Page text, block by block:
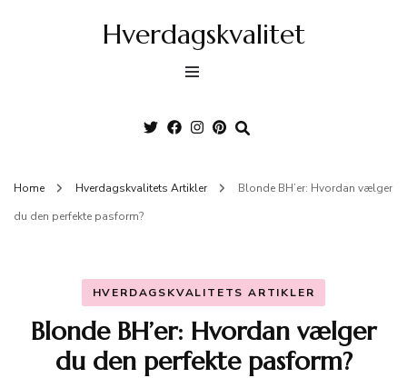
Hverdagskvalitet
Home Hverdagskvalitets Artikler
Blonde BH’er: Hvordan vælger
du den perfekte pasform?
HVERDAGSKVALITETS ARTIKLER
Blonde BH’er: Hvordan vælger
du den perfekte pasform?